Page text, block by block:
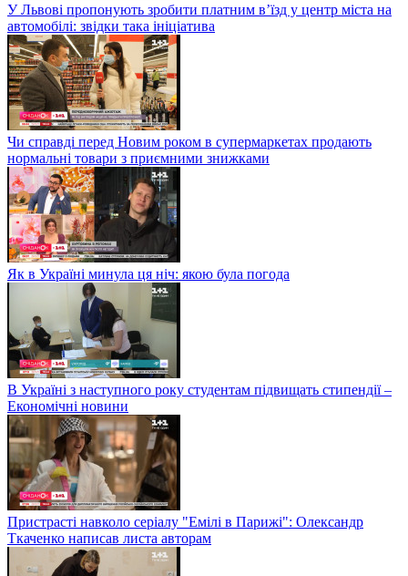
У Львові пропонують зробити платним в’їзд у центр міста на
автомобілі: звідки така ініціатива
Чи справді перед Новим роком в супермаркетах продають
нормальні товари з приємними знижками
Як в Україні минула ця ніч: якою була погода
В Україні з наступного року студентам підвищать стипендії –
Економічні новини
Пристрасті навколо серіалу "Емілі в Парижі": Олександр
Ткаченко написав листа авторам